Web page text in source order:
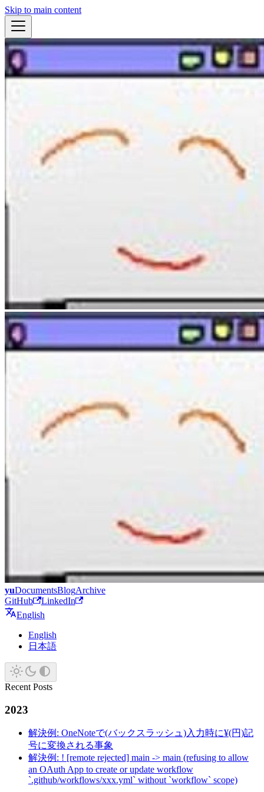
Skip to main content
yuDocumentsBlogArchive
GitHub
LinkedIn
English
English
日本語
Recent Posts
2023
解決例: OneNoteで(バックスラッシュ)入力時に¥(円)記
号に変換される事象
解決例: ! [remote rejected] main -> main (refusing to allow
an OAuth App to create or update workflow
`.github/workflows/xxx.yml` without `workflow` scope)